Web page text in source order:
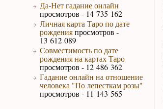
Да-Нет гадание онлайн
просмотров - 14 735 162
Личная карта Таро по дате
рожденияпросмотров -
13 612 089
Совместимость по дате
рождения на картах Таро
просмотров - 12 486 362
Гадание онлайн на отношение
человека "По лепесткам розы"
просмотров - 11 143 565